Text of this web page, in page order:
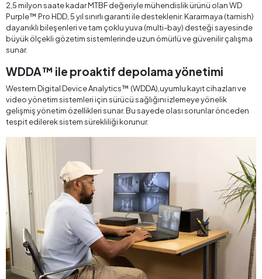
2,5 milyon saate kadar MTBF değeriyle mühendislik ürünü olan WD
Purple™ Pro HDD, 5 yıl sınırlı garanti ile desteklenir. Kararmaya (tarnish)
dayanıklı bileşenleri ve tam çoklu yuva (multi-bay) desteği sayesinde
büyük ölçekli gözetim sistemlerinde uzun ömürlü ve güvenilir çalışma
sunar.
WDDA™ ile proaktif depolama yönetimi
Western Digital Device Analytics™ (WDDA),uyumlu kayıt cihazları ve
video yönetim sistemleri için sürücü sağlığını izlemeye yönelik
gelişmiş yönetim özellikleri sunar. Bu sayede olası sorunlar önceden
tespit edilerek sistem sürekliliği korunur.